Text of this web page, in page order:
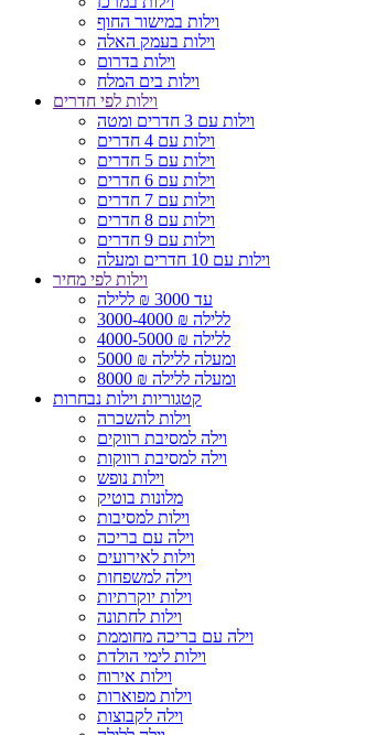
וילות במישור החוף
וילות בעמק האלה
וילות בדרום
וילות בים המלח
וילות לפי חדרים
וילות עם 3 חדרים ומטה
וילות עם 4 חדרים
וילות עם 5 חדרים
וילות עם 6 חדרים
וילות עם 7 חדרים
וילות עם 8 חדרים
וילות עם 9 חדרים
וילות עם 10 חדרים ומעלה
וילות לפי מחיר
עד 3000 ₪ ללילה
3000-4000 ₪ ללילה
4000-5000 ₪ ללילה
5000 ₪ ומעלה ללילה
8000 ₪ ומעלה ללילה
קטגוריות וילות נבחרות
וילות להשכרה
וילה למסיבת רווקים
וילה למסיבת רווקות
וילות נופש
מלונות בוטיק
וילות למסיבות
וילה עם בריכה
וילות לאירועים
וילה למשפחות
וילות יוקרתיות
וילות לחתונה
וילה עם בריכה מחוממת
וילות לימי הולדת
וילות אירוח
וילות מפוארות
וילה לקבוצות